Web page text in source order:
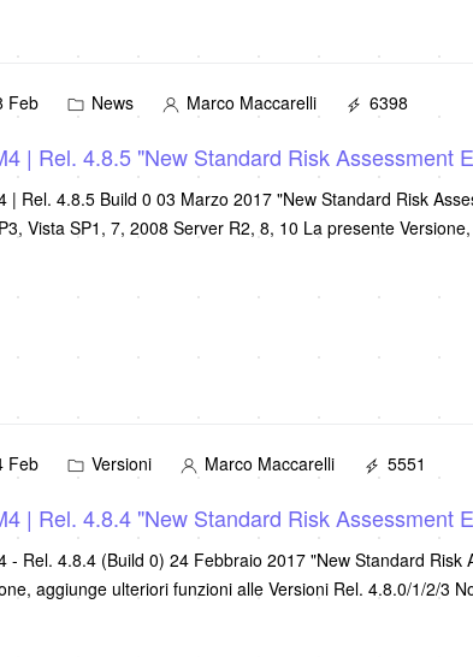
Feb News Marco Maccarelli 6398
| Rel. 4.8.5 "New Standard Risk Assessment
| Rel. 4.8.5 Build 0 03 Marzo 2017 "New Standard Risk
XP SP3, Vista SP1, 7, 2008 Server R2, 8, 10 La
Feb Versioni Marco Maccarelli 5551
| Rel. 4.8.4 "New Standard Risk Assessment
- Rel. 4.8.4 (Build 0) 24 Febbraio 2017 "New Standard
aggiunge ulteriori funzioni alle Versioni Rel. 4.8.0/1/2/3